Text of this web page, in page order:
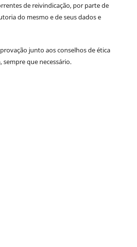
de reivindicação, por parte de
do mesmoe de seus dados e
junto aos conselhos de ética
sempre que necessário.